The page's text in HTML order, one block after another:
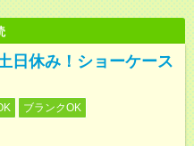
日休み！ショーケース
ブランクOK